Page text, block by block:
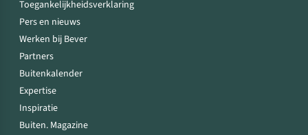
Toegankelijkheidsverklaring
Pers en nieuws
Werken bij Bever
Partners
Buitenkalender
Expertise
Inspiratie
Buiten. Magazine